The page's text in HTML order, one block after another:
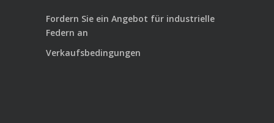
Fordern Sie ein Angebot für industrielle
Federn an
Verkaufsbedingungen